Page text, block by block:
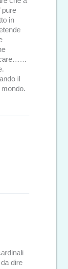
pure
in
il
dire